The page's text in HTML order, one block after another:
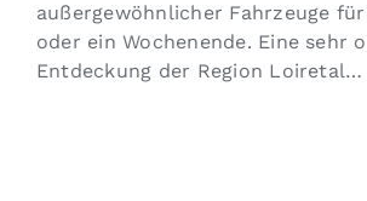
Aktivitäten
außergewöhnlicher Fahrzeuge für
oder ein Wochenende. Eine sehr
Entdeckung der Region Loiretal…